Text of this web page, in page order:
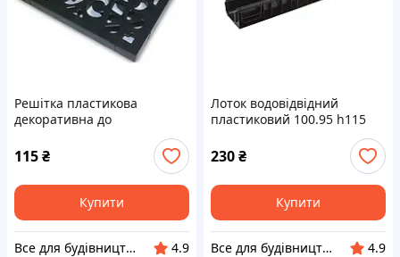
Решітка пластикова
декоративна до
захисту від попадання в
нього листя та сміття
(чорна)
115₴
Купити
Все для будівництва та дому
4.9
Лоток водовідвідний
пластиковий 100.95 h115
пластика
230₴
Купити
Все для будівництва та дому
4.9